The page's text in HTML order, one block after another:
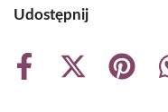
Udostępnij
Share
Share
Share